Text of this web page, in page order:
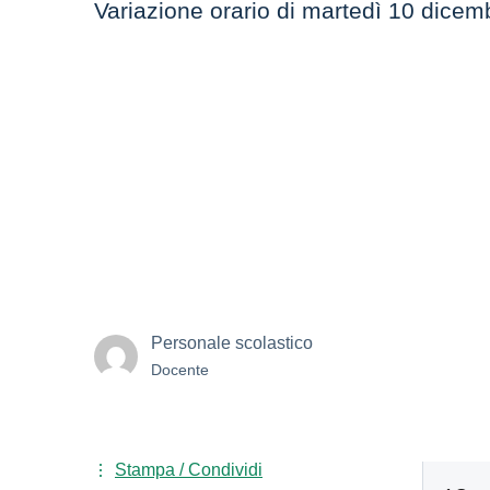
Variazione orario di martedì 10
Personale scolastico
Docente
Stampa / Condividi